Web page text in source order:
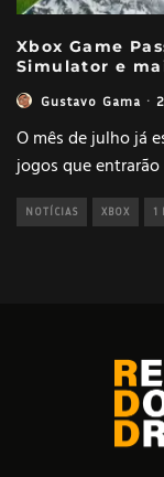
Xbox Game
Simulator e
Gustavo Gama ·
O mês de julho já
jogos que
NOTÍCIAS XBOX 1